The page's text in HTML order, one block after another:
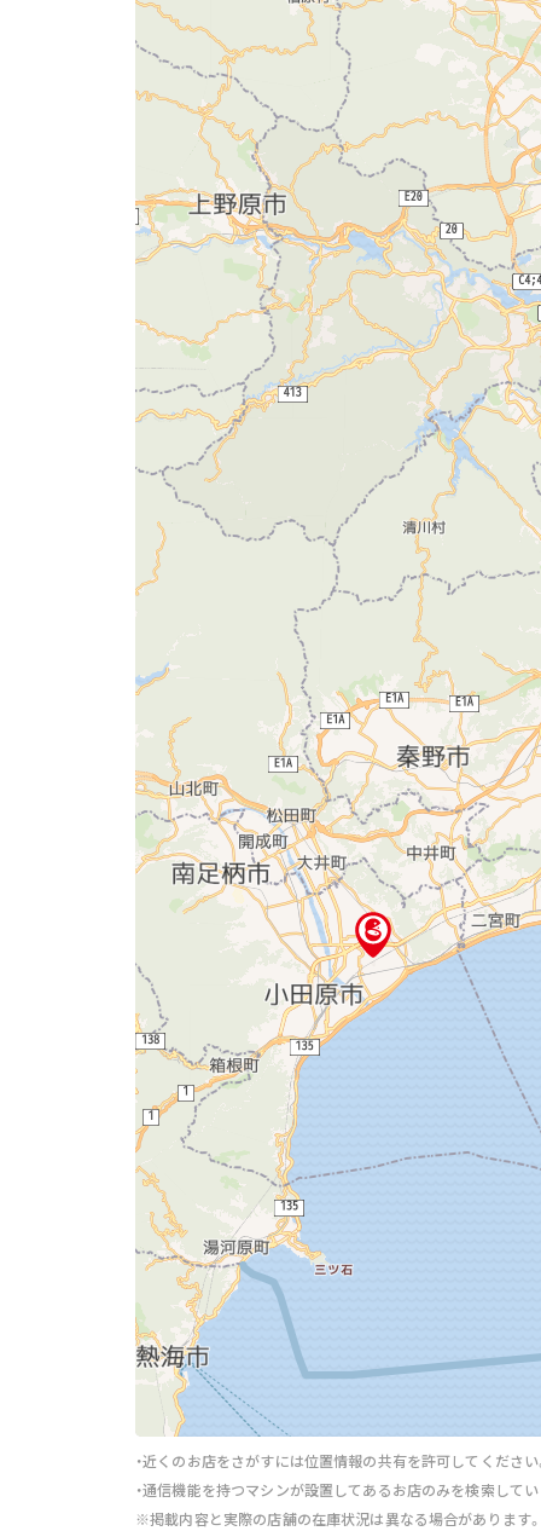
・近くのお店をさがすには位置情報の共有を許可してください
・通信機能を持つマシンが設置してあるお店のみを検索して
※掲載内容と実際の店舗の在庫状況は異なる場合があります